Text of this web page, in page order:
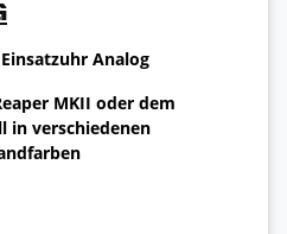
Analog
MKII oder dem
in verschiedenen